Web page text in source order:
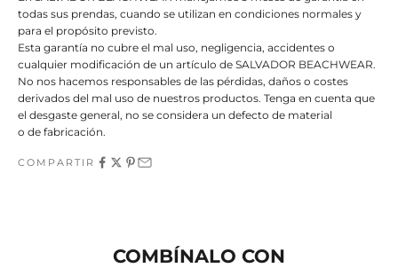
todas sus prendas, cuando se utilizan en condiciones normales y
para el propósito previsto.
Esta garantía no cubre el mal uso, negligencia, accidentes o
cualquier modificación de un artículo de SALVADOR BEACHWEAR.
No nos hacemos responsables de las pérdidas, daños o costes
derivados del mal uso de nuestros productos. Tenga en cuenta que
el desgaste general, no se considera un defecto de material
o de fabricación.
COMPARTIR
COMBÍNALO CON